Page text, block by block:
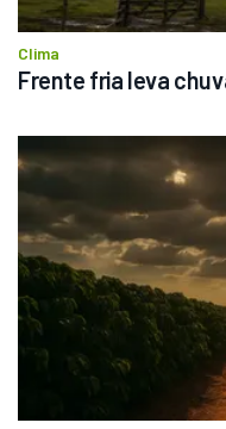
Clima
Frente fria leva